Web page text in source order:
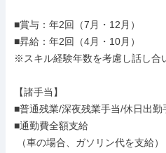
■賞与：年2回（7月・12月）
■昇給：年2回（4月・10月）
※スキル経験年数を考慮し話し合
【諸手当】
■普通残業/深夜残業手当/休日出勤
■通勤費全額支給